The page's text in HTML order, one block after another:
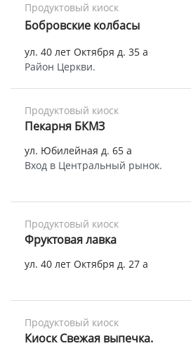
Продуктовый киоск
Бобровские колбасы
ул. 40 лет Октября д. 35 а
Район Церкви.
Продуктовый киоск
Пекарня БКМЗ
ул. Юбилейная д. 65 а
Вход в Центральный рынок.
Продуктовый киоск
Фруктовая лавка
ул. 40 лет Октября д. 27 а
Продуктовый киоск
Киоск Свежая выпечка.